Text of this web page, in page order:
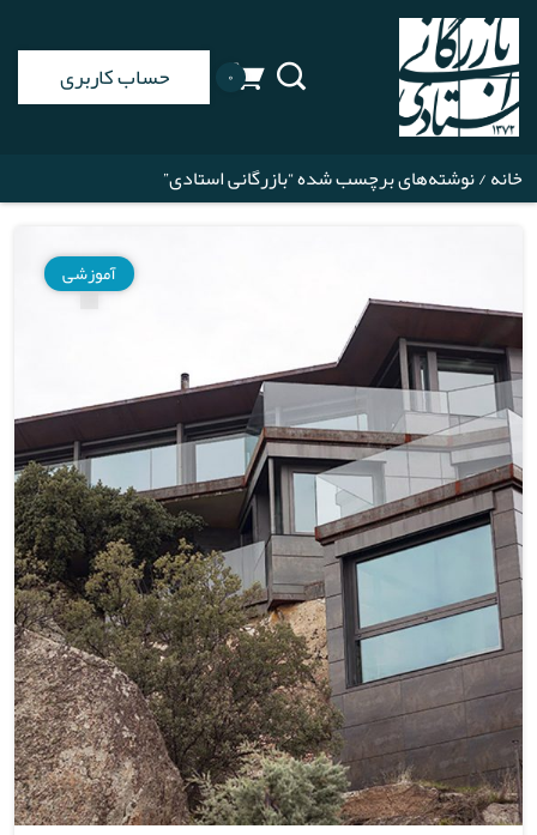
۰ حساب کاربری
خانه/ نوشته‌های برچسب شده “بازرگانی استادی”
آموزشی